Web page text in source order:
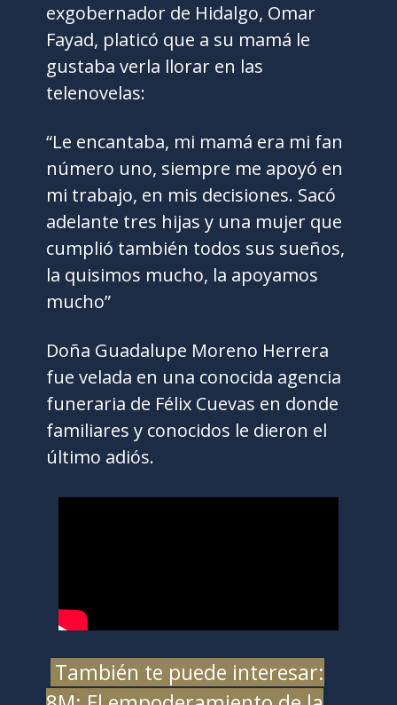
exgobernador de Hidalgo, Omar
Fayad, platicó que a su mamá le
gustaba verla llorar en las
telenovelas:
“Le encantaba, mi mamá era mi fan
número uno, siempre me apoyó en
mi trabajo, en mis decisiones. Sacó
adelante tres hijas y una mujer que
cumplió también todos sus sueños,
la quisimos mucho, la apoyamos
mucho”
Doña Guadalupe Moreno Herrera
fue velada en una conocida agencia
funeraria de Félix Cuevas en donde
familiares y conocidos le dieron el
último adiós.
También te puede interesar: